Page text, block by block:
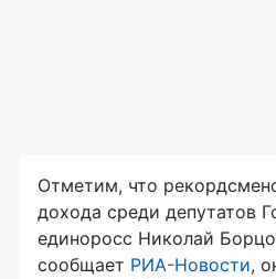
Отметим, что
дохода среди депутатов
единоросс Николай
сообщает РИА-Новости,